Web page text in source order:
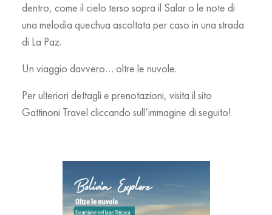
dentro, come il cielo terso sopra il Salar o le note di
una melodia quechua ascoltata per caso in una strada
di La Paz.
Un viaggio davvero… oltre le nuvole.
Per ulteriori dettagli e prenotazioni, visita il sito
Gattinoni Travel cliccando sull’immagine di seguito!